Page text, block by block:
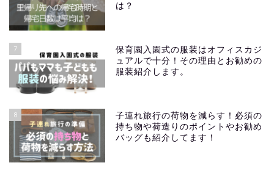
は？
7
保育園入園式の服装はオフィスカジ
ュアルで十分！その理由とお勧めの
服装紹介します。
8
子連れ旅行の荷物を減らす！必須の
持ち物や荷造りのポイントやお勧め
バッグも紹介してます！